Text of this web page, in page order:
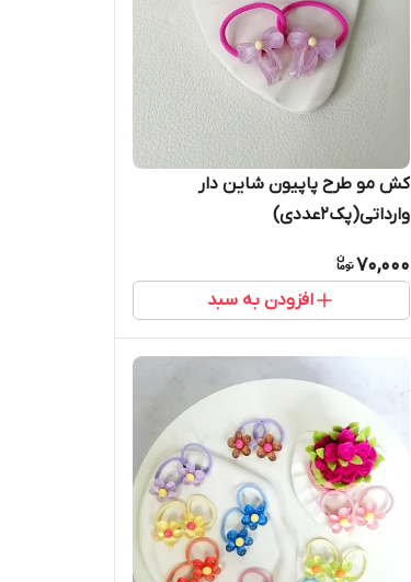
کش مو طرح پاپیون شاین دار
وارداتی(پک۲عددی)
70,000
افزودن به سبد